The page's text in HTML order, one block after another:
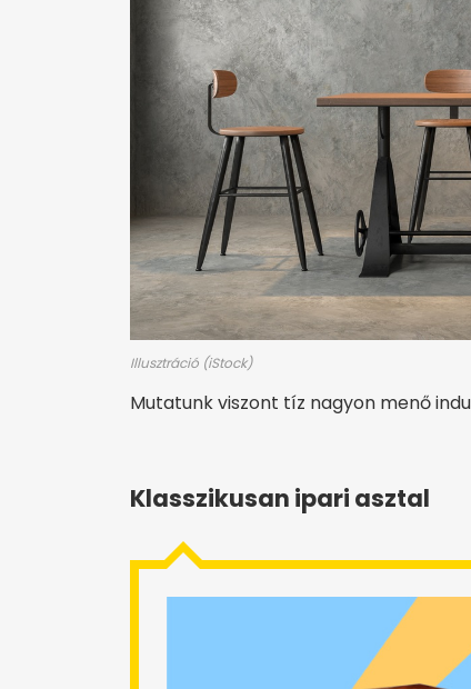
Illusztráció (iStock)
Mutatunk viszont tíz nagyon menő
Klasszikusan ipari asztal